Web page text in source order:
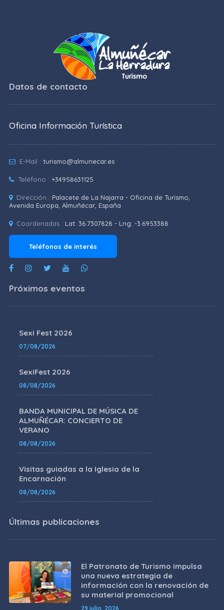
Datos de contacto
Oficina Información Turística
E-Mail : turismo@almunecar.es
Teléfono : +34958631125
Dirección : Palacete de La Najarra - Oficina de Turismo,
Avenida Europa, Almuñécar, España
Coordenadas : Lat: 36.7307828 - Lng: -3.6953388
Teléfonos de interés
Próximos eventos
Sexi Fest 2026
07/08/2026
SexiFest 2026
08/08/2026
BANDA MUNICIPAL DE MÚSICA DE
ALMUÑÉCAR: CONCIERTO DE
VERANO
08/08/2026
Visitas guiadas a la Iglesia de la
Encarnación
08/08/2026
Últimas publicaciones
El Patronato de Turismo impulsa
una nueva estrategia de
información con la renovación de
su material promocional
29 julio, 2026